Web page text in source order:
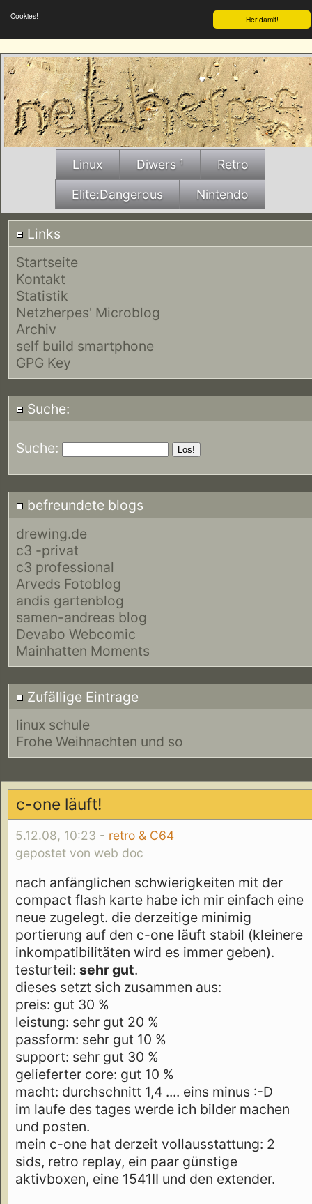
Her damit!
Cookies!
Linux Diwers ¹ Retro
Elite:Dangerous Nintendo
Links
Startseite
Kontakt
Statistik
Netzherpes' Microblog
Archiv
self build smartphone
GPG Key
Suche:
Suche:
befreundete blogs
drewing.de
c3 -privat
c3 professional
Arveds Fotoblog
andis gartenblog
samen-andreas blog
Devabo Webcomic
Mainhatten Moments
Zufällige Eintrage
linux schule
Frohe Weihnachten und so
c-one läuft!
5.12.08, 10:23 - retro & C64
gepostet von web doc
nach anfänglichen schwierigkeiten mit der
compact flash karte habe ich mir einfach eine
neue zugelegt. die derzeitige minimig
portierung auf den c-one läuft stabil (kleinere
inkompatibilitäten wird es immer geben).
testurteil: sehr gut.
dieses setzt sich zusammen aus:
preis: gut 30 %
leistung: sehr gut 20 %
passform: sehr gut 10 %
support: sehr gut 30 %
gelieferter core: gut 10 %
macht: durchschnitt 1,4 .... eins minus :-D
im laufe des tages werde ich bilder machen
und posten.
mein c-one hat derzeit vollausstattung: 2
sids, retro replay, ein paar günstige
aktivboxen, eine 1541II und den extender.